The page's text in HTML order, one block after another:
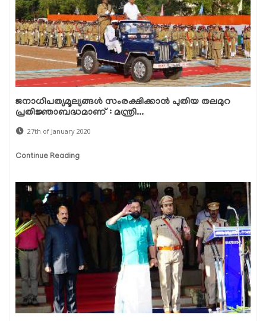
ജനാധിപത്യമൂല്യങ്ങള്‍ സംരക്ഷിക്കാന്‍ പുതിയ തലമുറ
പ്രതിജ്ഞാബദ്ധമാണ് : മന്ത്രി...
27th of January 2020
Continue Reading